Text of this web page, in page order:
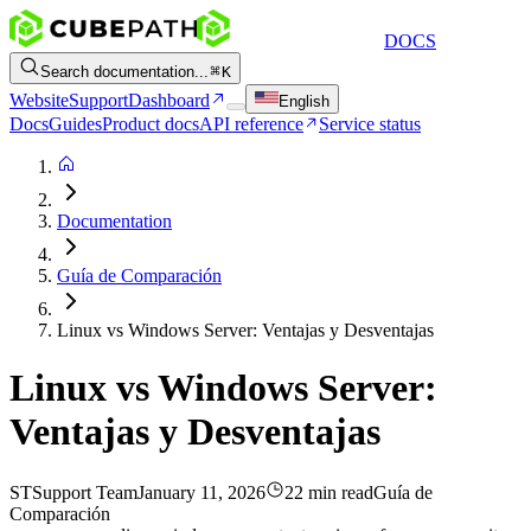
DOCS
Search documentation... K
WebsiteSupportDashboard English
DocsGuidesProduct docsAPI reference Service status
Documentation
Guía de Comparación
Linux vs Windows Server: Ventajas y Desventajas
Linux vs Windows Server:
Ventajas y Desventajas
STSupport TeamJanuary 11, 2026 22 min readGuía de
Comparación